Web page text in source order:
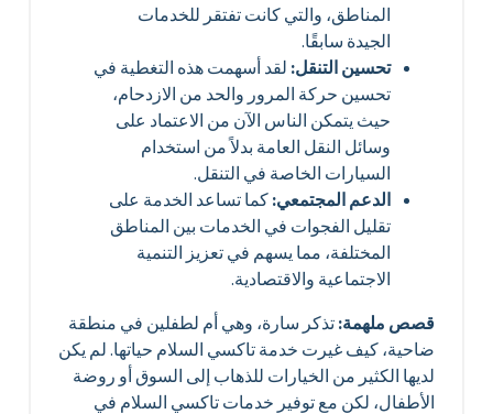
المناطق، والتي كانت تفتقر للخدمات
الجيدة سابقًا.
تحسين التنقل:لقد أسهمت هذه التغطية في
تحسين حركة المرور والحد من الازدحام،
حيث يتمكن الناس الآن من الاعتماد على
وسائل النقل العامة بدلاً من استخدام
السيارات الخاصة في التنقل.
الدعم المجتمعي:كما تساعد الخدمة على
تقليل الفجوات في الخدمات بين المناطق
المختلفة، مما يسهم في تعزيز التنمية
الاجتماعية والاقتصادية.
قصص ملهمة:تذكر سارة، وهي أم لطفلين في منطقة
ضاحية، كيف غيرت خدمة تاكسي السلام حياتها. لم يكن
لديها الكثير من الخيارات للذهاب إلى السوق أو روضة
الأطفال، لكن مع توفير خدمات تاكسي السلام في